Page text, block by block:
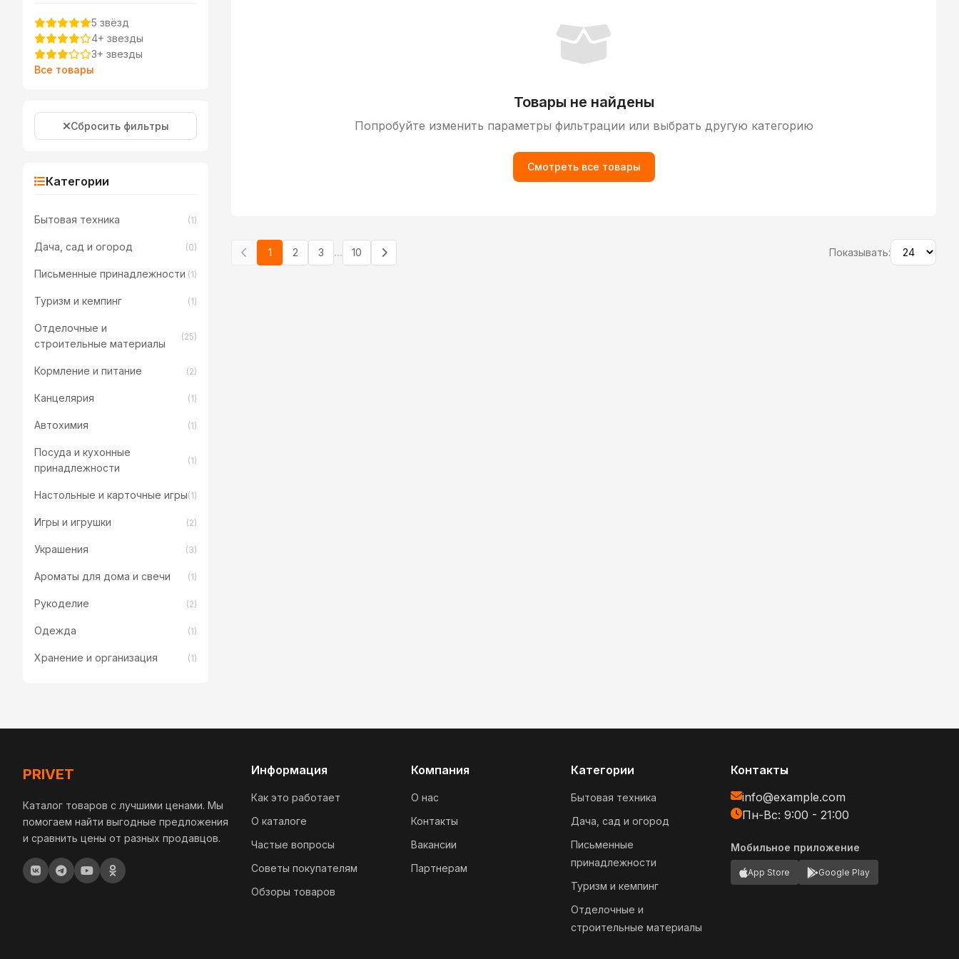
5 звёзд
4+ звезды
3+ звезды
Все товары
Сбросить фильтры
Категории
Бытовая техника (1)
Дача, сад и огород (0)
Письменные принадлежности (1)
Туризм и кемпинг (1)
Отделочные и
строительные материалы
(25)
Кормление и питание (2)
Канцелярия (1)
Автохимия (1)
Посуда и кухонные
принадлежности
(1)
Настольные и карточные игры(1)
Игры и игрушки (2)
Украшения (3)
Ароматы для дома и свечи (1)
Рукоделие (2)
Одежда (1)
Хранение и организация (1)
Товары не найдены
Попробуйте изменить параметры фильтрации или выбрать другую категорию
Смотреть все товары
1 2 3 ... 10 Показывать:
PRIVET
Каталог товаров с лучшими ценами. Мы
помогаем найти выгодные предложения
и сравнить цены от разных продавцов.
Информация
Как это работает
О каталоге
Частые вопросы
Советы покупателям
Обзоры товаров
Компания
О нас
Контакты
Вакансии
Партнерам
Категории
Бытовая техника
Дача, сад и огород
Письменные
принадлежности
Туризм и кемпинг
Отделочные и
строительные материалы
Контакты
info@example.com
Пн-Вс: 9:00 - 21:00
Мобильное приложение
App Store Google Play